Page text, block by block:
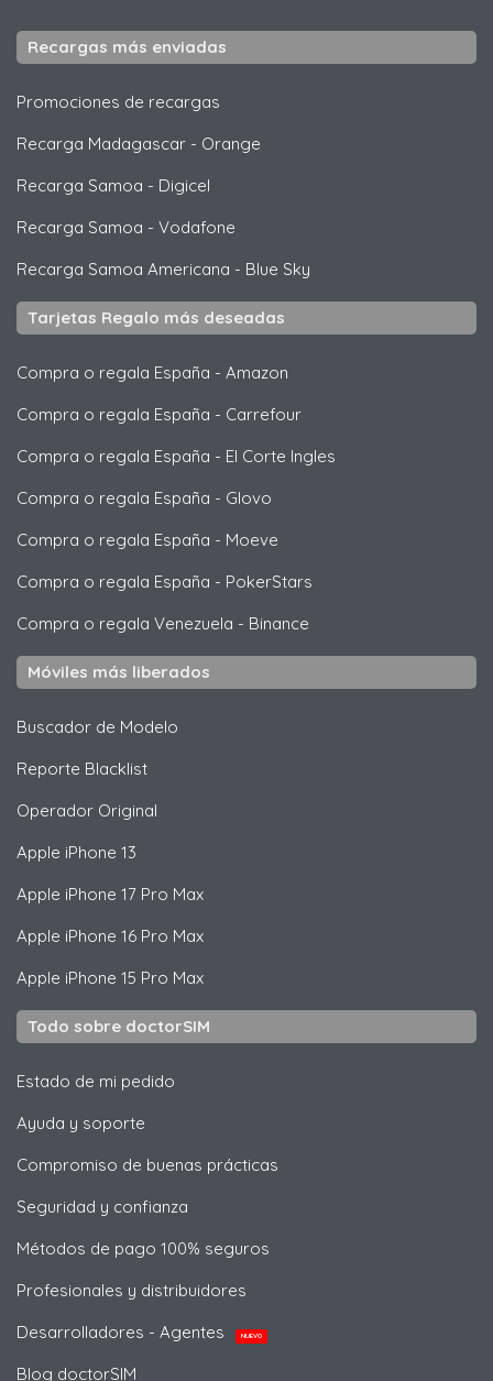
Recargas más enviadas
Promociones de recargas
Recarga Madagascar - Orange
Recarga Samoa - Digicel
Recarga Samoa - Vodafone
Recarga Samoa Americana - Blue Sky
Tarjetas Regalo más deseadas
Compra o regala España - Amazon
Compra o regala España - Carrefour
Compra o regala España - El Corte Ingles
Compra o regala España - Glovo
Compra o regala España - Moeve
Compra o regala España - PokerStars
Compra o regala Venezuela - Binance
Móviles más liberados
Buscador de Modelo
Reporte Blacklist
Operador Original
Apple iPhone 13
Apple iPhone 17 Pro Max
Apple iPhone 16 Pro Max
Apple iPhone 15 Pro Max
Todo sobre doctorSIM
Estado de mi pedido
Ayuda y soporte
Compromiso de buenas prácticas
Seguridad y confianza
Métodos de pago 100% seguros
Profesionales y distribuidores
Desarrolladores - Agentes
NUEVO
Blog doctorSIM